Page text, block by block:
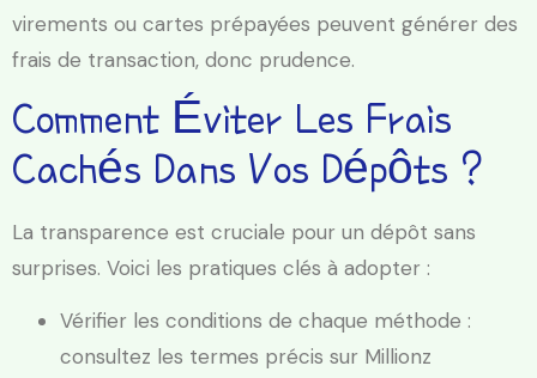
virements ou cartes prépayées peuvent générer des
frais de transaction, donc prudence.
Comment Éviter Les Frais
Cachés Dans Vos Dépôts ?
La transparence est cruciale pour un dépôt sans
surprises. Voici les pratiques clés à adopter :
Vérifier les conditions de chaque méthode :
consultez les termes précis sur Millionz